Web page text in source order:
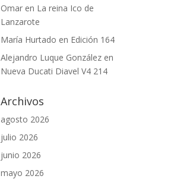
Omar en La reina Ico de
Lanzarote
María Hurtado en Edición 164
Alejandro Luque González en
Nueva Ducati Diavel V4 214
Archivos
agosto 2026
julio 2026
junio 2026
mayo 2026